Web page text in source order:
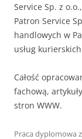
Service Sp. z
Patron Service
handlowych w
usług
Całość
fachową,
stron WWW.
Praca dyplomowa